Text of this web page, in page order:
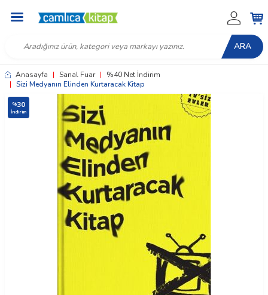
ARA
Anasayfa | Sanal Fuar |
%40 Net İndirim
| Sizi Medyanın Elinden Kurtaracak Kitap
%30
İndirim